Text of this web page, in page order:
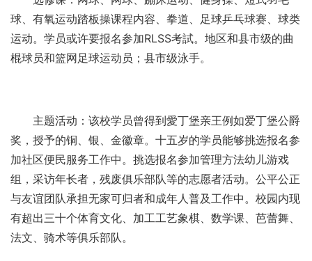
球、有氧运动踏板操课程内容、拳道、足球乒乓球赛、球类
运动。学员或许要报名参加RLSS考試。地区和县市级的曲
棍球员和篮网足球运动员；县市级泳手。
主题活动：该校学员曾得到愛丁堡亲王例如爱丁堡公爵
奖，授予的铜、银、金徽章。十五岁的学员能够挑选报名参
加社区便民服务工作中。挑选报名参加管理方法幼儿游戏
组，采访年长者，残废俱乐部队等的志愿者活动。公平公正
与友谊团队承担无家可归者和成年人普及工作中。校园内现
有超出三十个体育文化、加工工艺象棋、数学课、芭蕾舞、
法文、骑术等俱乐部队。